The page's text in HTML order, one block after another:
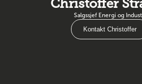
Christoffer
Salgssjef Energi og
Kontakt Christoffer